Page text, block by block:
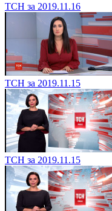
ТСН за 2019.11.16
ТСН за 2019.11.15
ТСН за 2019.11.15